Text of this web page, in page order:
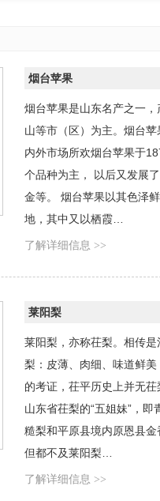
烟台苹果
烟台苹果是山东名产之一
山等市（区）为主。烟台
内外市场所欢烟台苹果于
个品种为主， 以后又发展
金等。 烟台苹果以其色泽
地，其中又以栖霞…
了解详细信息 >>
莱阳梨
莱阳梨，亦称茌梨。相传
梨：皮薄、肉细、味道鲜
的考证，茌平历史上并无
山东省茌梨的“五姐妹”，
糙梨和平原县境内原恩县
但都不及莱阳梨…
了解详细信息 >>